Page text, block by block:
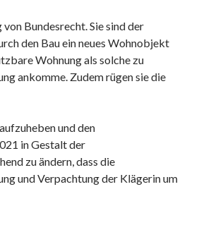
Bundesrecht. Sie sind der
den Bau ein neues Wohnobjekt
Wohnung als solche zu
ankomme. Zudem rügen sie die
und den
in Gestalt der
zu ändern, dass die
und Verpachtung der Klägerin um